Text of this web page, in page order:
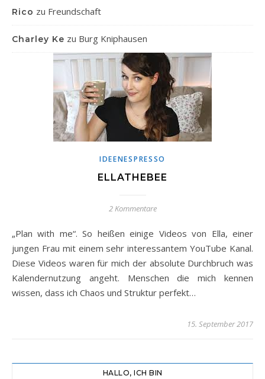
Rico zu Freundschaft
Charley Ke zu Burg Kniphausen
IDEENESPRESSO
ELLATHEBEE
2 Kommentare
„Plan with me“. So heißen einige Videos von Ella, einer
jungen Frau mit einem sehr interessantem YouTube Kanal.
Diese Videos waren für mich der absolute Durchbruch was
Kalendernutzung angeht. Menschen die mich kennen
wissen, dass ich Chaos und Struktur perfekt…
15. September 2017
HALLO, ICH BIN